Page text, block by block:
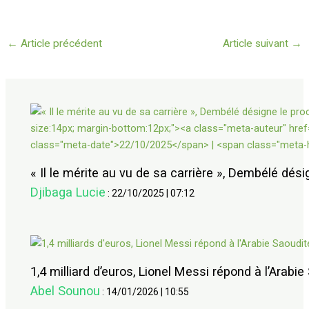
← Article précédent Article suivant →
« Il le mérite au vu de sa carrière », Dembélé
Djibaga Lucie :22/10/2025 |07:12
1,4 milliard d’euros, Lionel Messi répond à
Abel Sounou : 14/01/2026 10:55